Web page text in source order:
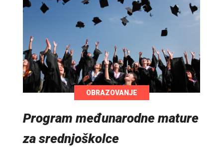
OBRAZOVANJE
Program međunarodne mature
za srednjoškolce